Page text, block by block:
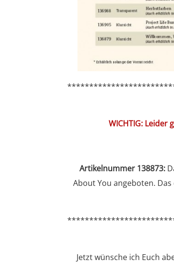
WICHTIG:
Artikelnummer 138873:
About You angeboten.
Jetzt wünsche ich Euch